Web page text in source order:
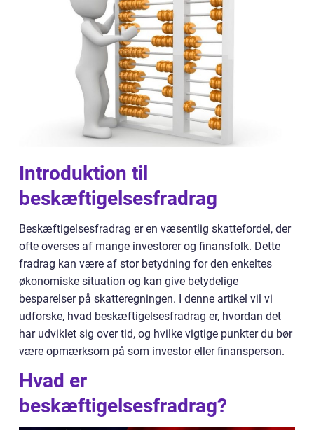
Introduktion til
beskæftigelsesfradrag
Beskæftigelsesfradrag er en væsentlig skattefordel, der
ofte overses af mange investorer og finansfolk. Dette
fradrag kan være af stor betydning for den enkeltes
økonomiske situation og kan give betydelige
besparelser på skatteregningen. I denne artikel vil vi
udforske, hvad beskæftigelsesfradrag er, hvordan det
har udviklet sig over tid, og hvilke vigtige punkter du bør
være opmærksom på som investor eller finansperson.
Hvad er
beskæftigelsesfradrag?